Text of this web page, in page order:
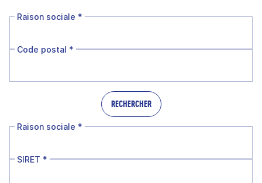
Raison sociale *
Code postal *
RECHERCHER
Raison sociale *
SIRET *